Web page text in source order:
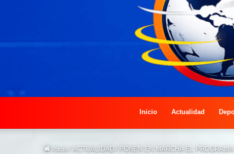
Inicio Actualidad
Inicio / ACTUALIDAD / PONEN EN MARCHA EL